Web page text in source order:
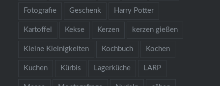
Fotografie Geschenk Harry Potter
Kartoffel Kekse Kerzen kerzen gießen
Kleine Kleinigkeiten Kochbuch Kochen
Kuchen Kürbis Lagerküche LARP